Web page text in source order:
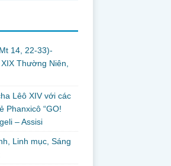
14, 22-33)-
Thường Niên,
Lêô XIV với các
Phanxicô “GO!
– Assisi
Linh mục, Sáng